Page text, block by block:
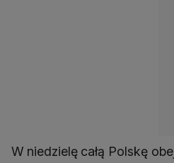
W niedzielę całą Polskę